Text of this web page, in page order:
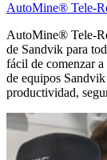
AutoMine® Tele-
AutoMine® Tele-
de Sandvik para
fácil de comenzar
de equipos
productividad,